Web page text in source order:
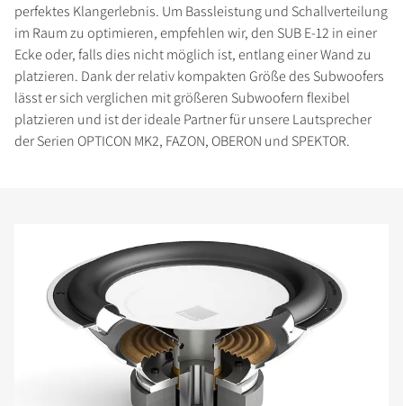
perfektes Klangerlebnis. Um Bassleistung und Schallverteilung
im Raum zu optimieren, empfehlen wir, den SUB E-12 in einer
Ecke oder, falls dies nicht möglich ist, entlang einer Wand zu
platzieren. Dank der relativ kompakten Größe des Subwoofers
lässt er sich verglichen mit größeren Subwoofern flexibel
platzieren und ist der ideale Partner für unsere Lautsprecher
der Serien OPTICON MK2, FAZON, OBERON und SPEKTOR.